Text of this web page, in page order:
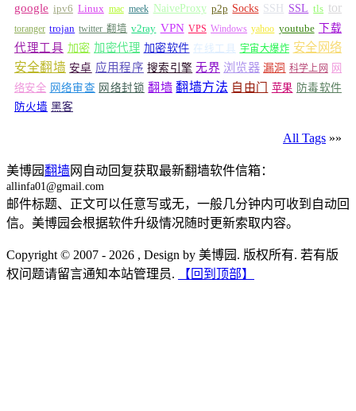
google ipv6 Linux mac meek NaiveProxy p2p Socks SSH SSL tls tor
toranger trojan twitter 翻墙 v2ray VPN VPS Windows yahoo youtube 下载
代理工具 加密 加密代理 加密软件 在线工具 宇宙大爆炸 安全网络
安全翻墙 安卓 应用程序 搜索引擎 无界 浏览器 漏洞 科学上网 网
络安全 网络审查 网络封锁 翻墙 翻墙方法 自由门 苹果 防毒软件
防火墙 黑客
All Tags »»
美博园翻墙网自动回复获取最新翻墙软件信箱：
allinfa01@gmail.com
邮件标题、正文可以任意写或无，一般几分钟内可收到自动回
信。美博园会根据软件升级情况随时更新索取内容。
Copyright © 2007 - 2026 , Design by 美博园. 版权所有. 若有版
权问题请留言通知本站管理员.
【回到顶部】